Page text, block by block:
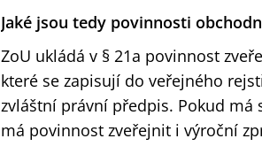
Jaké jsou tedy povinnosti
ZoU ukládá v § 21a povinnost
které se zapisují do veřejného
zvláštní právní předpis. Pokud
má povinnost zveřejnit i výroční